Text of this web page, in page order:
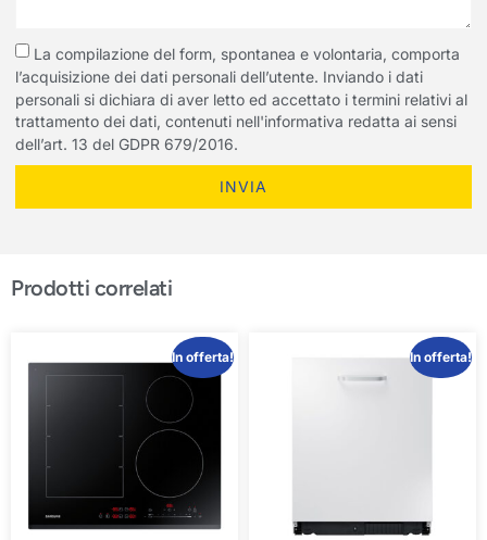
La compilazione del form, spontanea e volontaria, comporta
l’acquisizione dei dati personali dell’utente. Inviando i dati
personali si dichiara di aver letto ed accettato i termini relativi al
trattamento dei dati, contenuti nell'informativa redatta ai sensi
dell’art. 13 del GDPR 679/2016.
INVIA
Prodotti correlati
In offerta! In offerta!